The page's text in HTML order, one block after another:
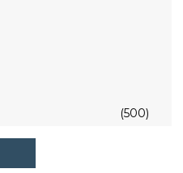
(500)